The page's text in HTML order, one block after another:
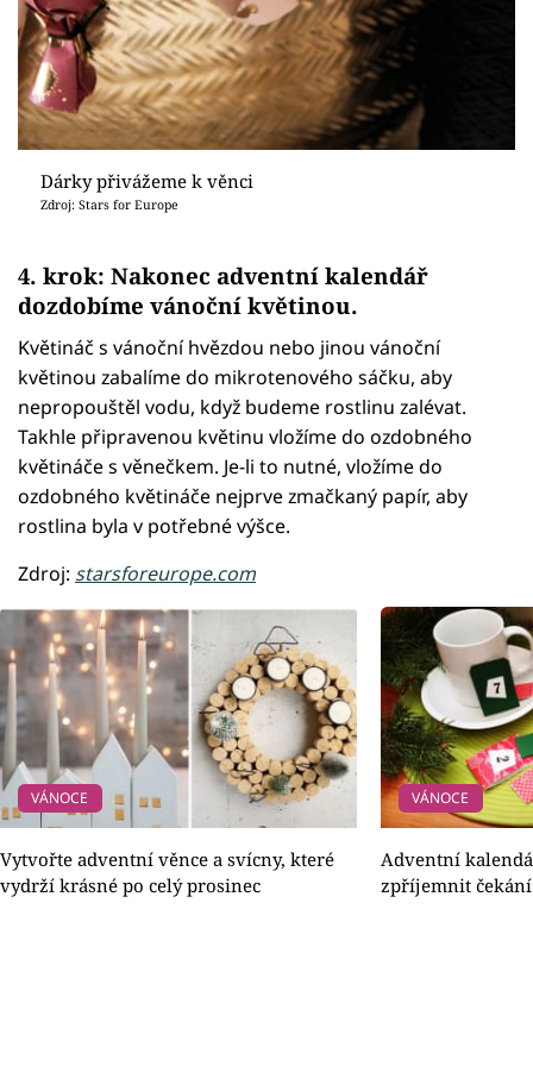
Dárky přivážeme k věnci
Zdroj: Stars for Europe
4. krok: Nakonec adventní kalendář
dozdobíme vánoční květinou.
Květináč s vánoční hvězdou nebo jinou vánoční
květinou zabalíme do mikrotenového sáčku, aby
nepropouštěl vodu, když budeme rostlinu zalévat.
Takhle připravenou květinu vložíme do ozdobného
květináče s věnečkem. Je-li to nutné, vložíme do
ozdobného květináče nejprve zmačkaný papír, aby
rostlina byla v potřebné výšce.
Zdroj: starsforeurope.com
VÁNOCE
Vytvořte adventní věnce a svícny, které
vydrží krásné po celý prosinec
VÁNOCE
Adventní
zpříjemnit čekání